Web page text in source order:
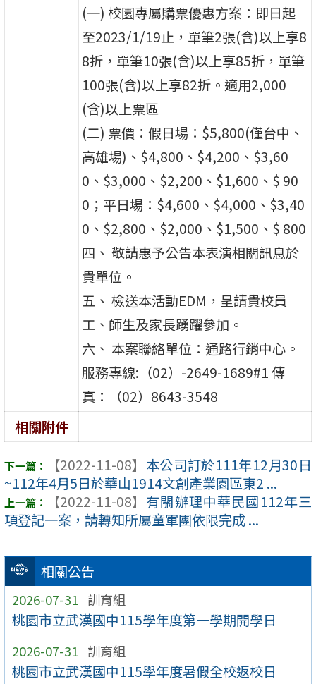
相關公告
2026-07-31 訓育組
桃園市立武漢國中115學年度第一學期開學日
2026-07-31 訓育組
桃園市立武漢國中115學年度暑假全校返校日
(一) 校園專屬購票優惠方案：即日起
至2023/1/19止，單筆2張(含)以上享8
8折，單筆10張(含)以上享85折，單筆
100張(含)以上享82折。適用2,000
(含)以上票區
(二) 票價：假日場：$5,800(僅台中、
高雄場)、$4,800、$4,200、$3,60
0、$3,000、$2,200、$1,600、$ 90
0；平日場：$4,600、$4,000、$3,40
0、$2,800、$2,000、$1,500、$ 800
四、 敬請惠予公告本表演相關訊息於
貴單位。
五、 檢送本活動EDM，呈請貴校員
工、師生及家長踴躍參加。
六、 本案聯絡單位：通路行銷中心。
服務專線:（02）-2649-1689#1 傳
真：（02）8643-3548
相關附件
【2022-11-08】 本公司訂於111年12月30日
~112年4月5日於華山1914文創產業園區東2 ...
【2022-11-08】 有關辦理中華民國112年三
項登記一案，請轉知所屬童軍團依限完成 ...